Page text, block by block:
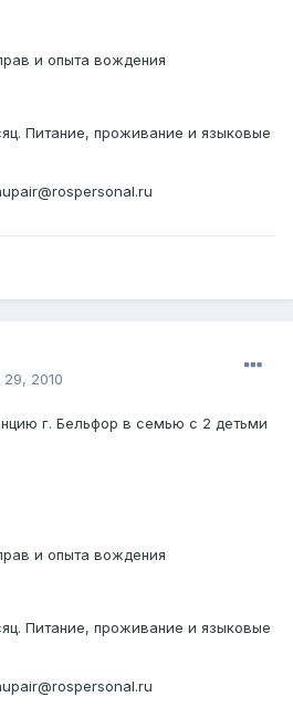
и опыта вождения
Питание, проживание и языковые
2010
г. Бельфор в семью с 2 детьми
и опыта вождения
Питание, проживание и языковые